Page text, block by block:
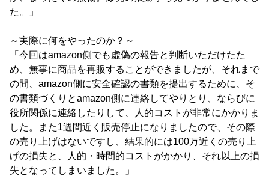
た。」
～実際に何をやったのか？～
「今回はamazon側でも虚偽の報告と判断いただけたた
め、無事に商品を再販することができましたが、それまで
の間、amazon側に安全確認の書類を提出するために、そ
の書類づくりとamazon側に連絡してやりとり、ならびに
役所関係に連絡したりして、人的コストが非常にかかりま
した。また1週間近く販売停止になりましたので、その際
の売り上げはないですし、結果的には100万近くの売り上
げの損失と、人的・時間的コストがかかり、それ以上の損
失となってしまいました。」